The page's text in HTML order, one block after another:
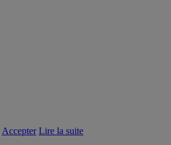
Accepter Lire la suite